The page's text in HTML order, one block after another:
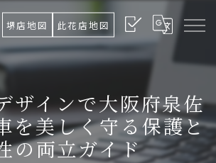
堺店地図 此花店地図
ザインで大阪府泉佐
を美しく守る保護と
の両立ガイド